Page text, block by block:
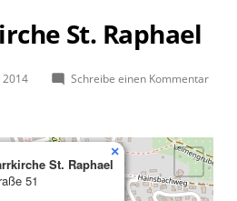
St. Raphael
2014 Schreibe einen Kommentarzu
St.
St. Raphael
51
×